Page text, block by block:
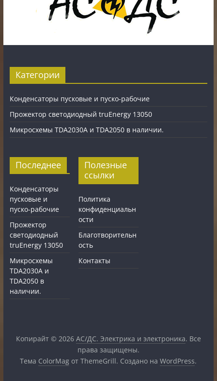
Категории
Конденсаторы пусковые и пуско-рабочие
Прожектор светодиодный truEnergy 13050
Микросхемы TDA2030A и TDA2050 в наличии.
Последнее
Конденсаторы
пусковые и
пуско-рабочие
Прожектор
светодиодный
truEnergy 13050
Микросхемы
TDA2030A и
TDA2050 в
наличии.
Полезные
ссылки
Политика
конфиденциальн
ости
Благотворительн
ость
Контакты
Копирайт © 2026 АС/ДС. Электрика и электроника. Все
права защищены.
Тема ColorMag от ThemeGrill. Создано наWordPress.